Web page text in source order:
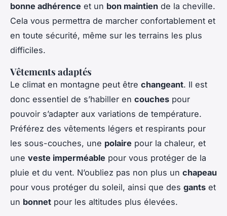
bonne adhérence et un bon maintien de la cheville.
Cela vous permettra de marcher confortablement et
en toute sécurité, même sur les terrains les plus
difficiles.
Vêtements adaptés
Le climat en montagne peut être changeant. Il est
donc essentiel de s’habiller en couches pour
pouvoir s’adapter aux variations de température.
Préférez des vêtements légers et respirants pour
les sous-couches, une polaire pour la chaleur, et
une veste imperméable pour vous protéger de la
pluie et du vent. N’oubliez pas non plus un chapeau
pour vous protéger du soleil, ainsi que des gants et
un bonnet pour les altitudes plus élevées.